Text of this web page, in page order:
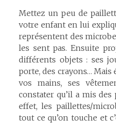
Mettez un peu de
votre enfant en lui
représentent des
les sent pas. Ensuite
différents objets : ses
porte, des crayons… Mais
vos mains, ses
constater qu’il a mis
effet, les paillettes/
tout ce qu’on touche et